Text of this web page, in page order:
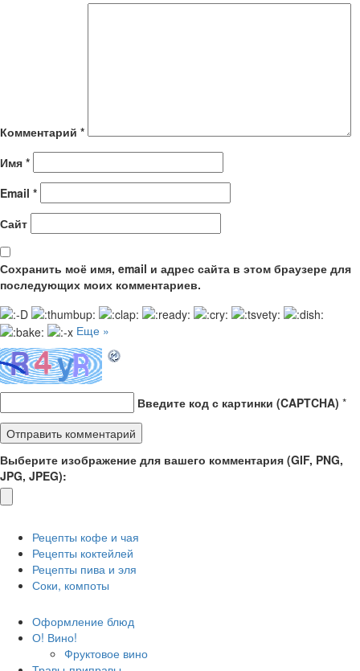
Комментарий *
Имя *
Email *
Сайт
Сохранить моё имя, email и адрес сайта в этом браузере для
последующих моих комментариев.
Еще »
Введите код с картинки (CAPTCHA) *
Выберите изображение для вашего комментария (GIF, PNG,
JPG, JPEG):
Рецепты кофе и чая
Рецепты коктейлей
Рецепты пива и эля
Соки, компоты
Оформление блюд
О! Вино!
Фруктовое вино